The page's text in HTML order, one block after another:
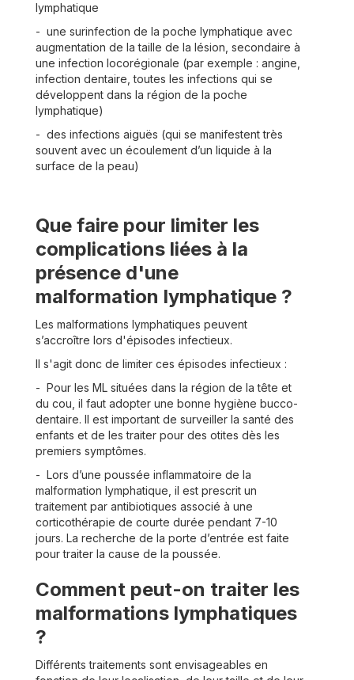
lymphatique
- une surinfection de la poche lymphatique avec
augmentation de la taille de la lésion, secondaire à
une infection locorégionale (par exemple : angine,
infection dentaire, toutes les infections qui se
développent dans la région de la poche
lymphatique)
- des infections aiguës (qui se manifestent très
souvent avec un écoulement d’un liquide à la
surface de la peau)
Que faire pour limiter les
complications liées à la
présence d'une
malformation lymphatique ?
Les malformations lymphatiques peuvent
s’accroître lors d'épisodes infectieux.
Il s'agit donc de limiter ces épisodes infectieux :
- Pour les ML situées dans la région de la tête et
du cou, il faut adopter une bonne hygiène bucco-
dentaire. Il est important de surveiller la santé des
enfants et de les traiter pour des otites dès les
premiers symptômes.
- Lors d’une poussée inflammatoire de la
malformation lymphatique, il est prescrit un
traitement par antibiotiques associé à une
corticothérapie de courte durée pendant 7-10
jours. La recherche de la porte d’entrée est faite
pour traiter la cause de la poussée.
Comment peut-on traiter les
malformations lymphatiques
?
Différents traitements sont envisageables en